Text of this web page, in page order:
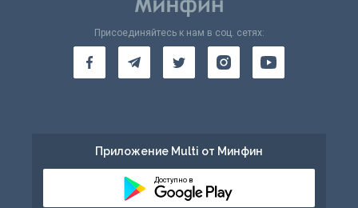
Присоединяйтесь к нам в соц. сетях:
Приложение Multi от Минфин
Доступно в